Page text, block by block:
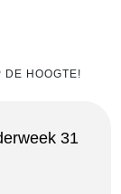
DE HOOGTE!
31